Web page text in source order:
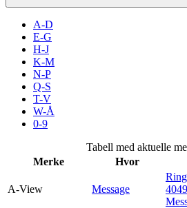
Inspirasjon
Søk
Praktisk informasjon
Ledige stillinger
A-D
E-G
H-J
K-M
N-P
Q-S
T-V
W-Å
0-9
Tabell med aktuelle
Merke
Hvor
A-View Message